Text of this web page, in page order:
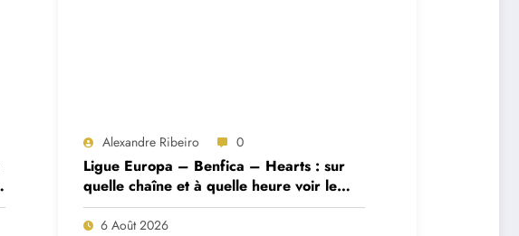
Alexandre Ribeiro 0
Ligue Europa – Benfica – Hearts : sur
quelle chaîne et à quelle heure voir le
match ?
6 Août 2026